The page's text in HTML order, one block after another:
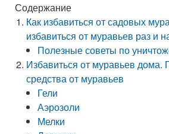
Содержание
Как избавиться от садовых
избавиться от муравьев раз и
Полезные советы по
Избавиться от муравьев дома.
средства от муравьев
Гели
Аэрозоли
Мелки